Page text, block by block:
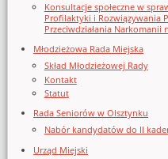
Konsultacje społeczne w
Profilaktyki i Rozwiązywania
Przeciwdziałania Narkomanii
Młodzieżowa Rada Miejska
Skład Młodzieżowej Rady
Kontakt
Statut
Rada Seniorów w Olsztynku
Nabór kandydatów do II
Urząd Miejski